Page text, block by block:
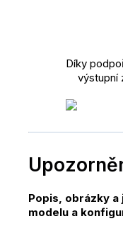
Díky
výstupní
Popis, obrázky
modelu a